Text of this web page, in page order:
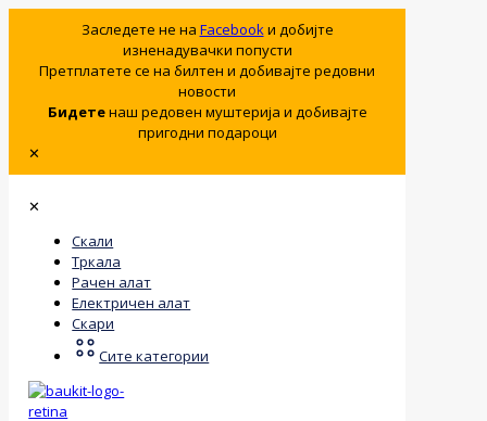
Заследете не на Facebookи добијте
изненадувачки попусти
Претплатете се на билтен и добивајте редовни
новости
Бидетенаш редовен муштерија и добивајте
пригодни подароци
✕
✕
Скали
Тркала
Рачен алат
Електричен алат
Скари
Сите категории